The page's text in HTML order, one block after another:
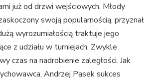
już od drzwi wejściowych. Młody
swoją popularnością, przyznał
wyrozumiałością traktuje jego
z udziału w turniejach. Zwykle
czas na nadrobienie zaległości. Jak
Andrzej Pasek sukces